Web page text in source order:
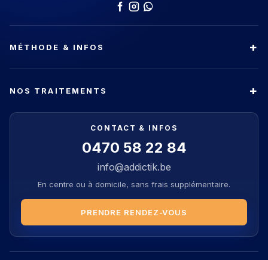
MÉTHODE & INFOS
NOS TRAITEMENTS
CONTACT & INFOS
0470 58 22 84
info@addictik.be
En centre ou à domicile, sans frais supplémentaire.
PRENDRE RENDEZ-VOUS